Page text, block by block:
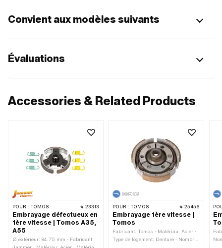
Convient aux modèles suivants
Évaluations
Accessories & Related Products
POUR : TOMOS 23313
Embrayage défectueux en
1ère vitesse | Tomos A35,
A55
Ø extérieur: 84.75 mm · Fabricant:
POUR : TOMOS 25456
Embrayage 1ère vitesse |
Tomos
Fabricant: Tomos · Matériau: Acier ·
Type de logement: Denture · Nombre